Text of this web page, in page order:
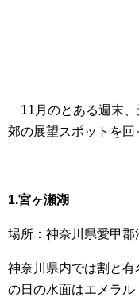
11月のとある週末、
郊の展望スポットを回
1.宮ヶ瀬湖
場所：神奈川県愛甲
神奈川県内では割と有
の日の水面はエメラル